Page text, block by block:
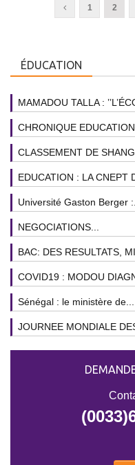
1 2
ÉDUCATION
MAMADOU TALLA :
CHRONIQUE
CLASSEMENT DE
EDUCATION : LA CNEPT
Université Gaston Berger
NEGOCIATIONS...
BAC: DES RESULTATS,
COVID19 : MODOU
Sénégal : le ministère de...
JOURNEE MONDIALE